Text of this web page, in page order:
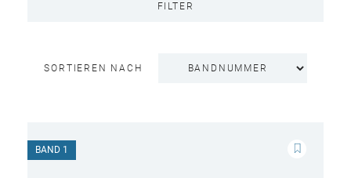
FILTER
SORTIEREN NACH
BAND 1